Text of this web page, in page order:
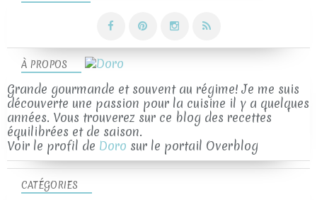
À PROPOS
Grande gourmande et souvent au régime! Je me suis
découverte une passion pour la cuisine il y a quelques
années. Vous trouverez sur ce blog des recettes
équilibrées et de saison.
Voir le profil de Doro sur le portail Overblog
CATÉGORIES